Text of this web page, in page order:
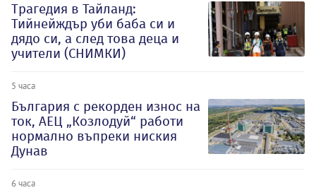
Трагедия в Тайланд:
Тийнейждър уби баба си и
дядо си, а след това деца и
учители (СНИМКИ)
5 часа
България с рекорден износ на
ток, АЕЦ „Козлодуй“ работи
нормално въпреки ниския
Дунав
6 часа